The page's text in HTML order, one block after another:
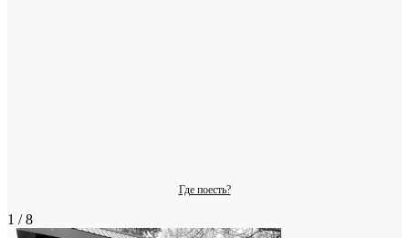
Где поесть?
1 / 8